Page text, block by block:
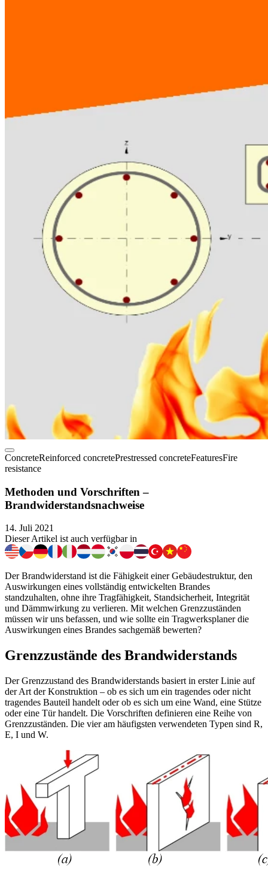
ConcreteReinforced concretePrestressed concreteFeaturesFire
resistance
Methoden und Vorschriften –
Brandwiderstandsnachweise
14. Juli 2021
Dieser Artikel ist auch verfügbar in
Der Brandwiderstand ist die Fähigkeit einer Gebäudestruktur, den
Auswirkungen eines vollständig entwickelten Brandes
standzuhalten, ohne ihre Tragfähigkeit, Standsicherheit, Integrität
und Dämmwirkung zu verlieren. Mit welchen Grenzzuständen
müssen wir uns befassen, und wie sollte ein Tragwerksplaner die
Auswirkungen eines Brandes sachgemäß bewerten?
Grenzzustände des Brandwiderstands
Der Grenzzustand des Brandwiderstands basiert in erster Linie auf
der Art der Konstruktion – ob es sich um ein tragendes oder nicht
tragendes Bauteil handelt oder ob es sich um eine Wand, eine Stütze
oder eine Tür handelt. Die Vorschriften definieren eine Reihe von
Grenzzuständen. Die vier am häufigsten verwendeten Typen sind R,
E, I und W.